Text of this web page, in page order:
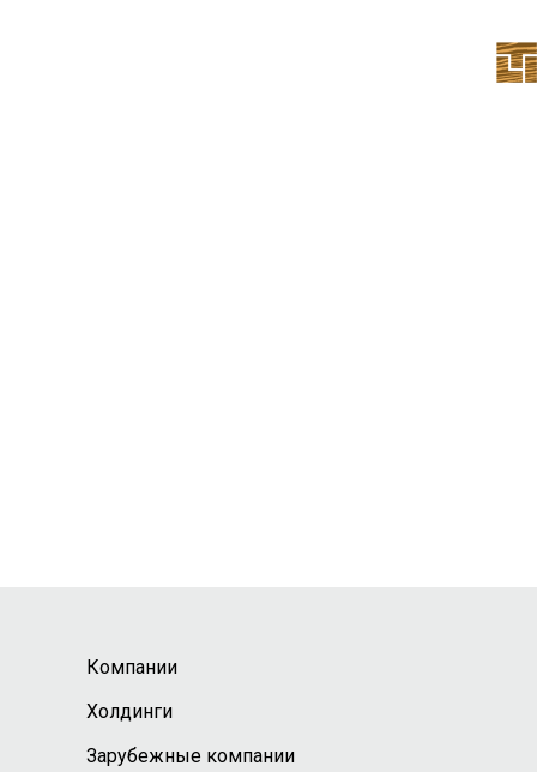
Компании
Холдинги
Зарубежные компании